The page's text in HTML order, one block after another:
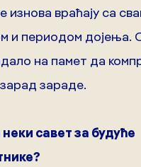
изнова враћају са
и периодом дојења.
на памет да
зараде.
савет за будуће